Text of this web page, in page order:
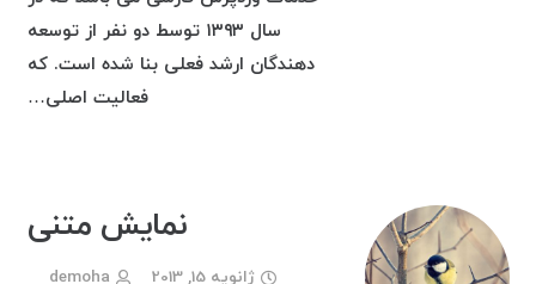
سال ۱۳۹۳ توسط دو نفر از توسعه
دهندگان ارشد فعلی بنا شده است. که
فعالیت اصلی…
نمایش متنی
ژانویه 15, 2013
demoha